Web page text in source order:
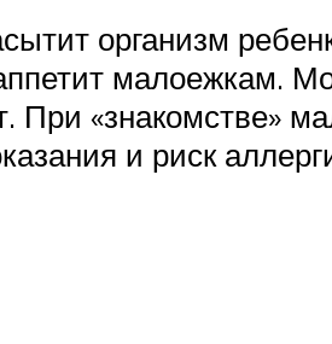
организм
малоежкам.
При «знакомстве»
и риск